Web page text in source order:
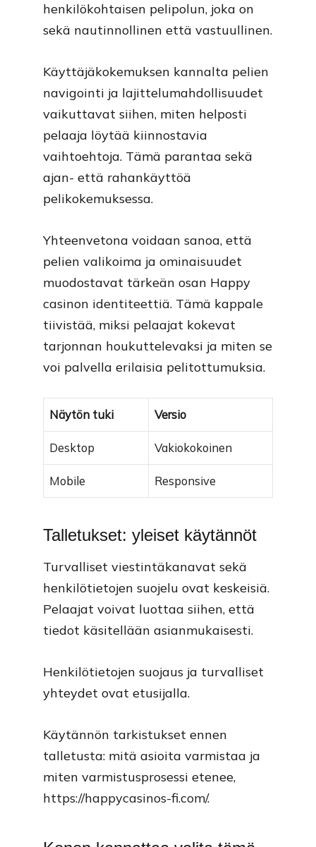
henkilökohtaisen pelipolun, joka on
sekä nautinnollinen että vastuullinen.
Käyttäjäkokemuksen kannalta pelien
navigointi ja lajittelumahdollisuudet
vaikuttavat siihen, miten helposti
pelaaja löytää kiinnostavia
vaihtoehtoja. Tämä parantaa sekä
ajan- että rahankäyttöä
pelikokemuksessa.
Yhteenvetona voidaan sanoa, että
pelien valikoima ja ominaisuudet
muodostavat tärkeän osan Happy
casinon identiteettiä. Tämä kappale
tiivistää, miksi pelaajat kokevat
tarjonnan houkuttelevaksi ja miten se
voi palvella erilaisia pelitottumuksia.
Näytön tuki Versio
Desktop Vakiokokoinen
Mobile Responsive
Talletukset: yleiset käytännöt
Turvalliset viestintäkanavat sekä
henkilötietojen suojelu ovat keskeisiä.
Pelaajat voivat luottaa siihen, että
tiedot käsitellään asianmukaisesti.
Henkilötietojen suojaus ja turvalliset
yhteydet ovat etusijalla.
Käytännön tarkistukset ennen
talletusta: mitä asioita varmistaa ja
miten varmistusprosessi etenee,
https://happycasinos-fi.com/.